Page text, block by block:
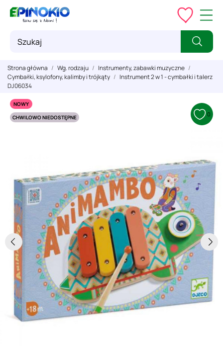
Strona główna Wg. rodzaju
Instrumenty, zabawki muzyczne
Cymbałki, ksylofony, kalimby i trójkąty
Instrument 2 w 1 - cymbałki i talerz
DJ06034
NOWY
CHWILOWO NIEDOSTĘPNE
0